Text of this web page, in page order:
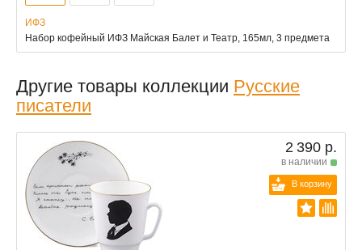
ИФЗ
Набор кофейный ИФЗ Майская Балет и Театр, 165мл, 3 предмета
Другие товары коллекции Русские
писатели
2 390 р.
в наличии
В корзину